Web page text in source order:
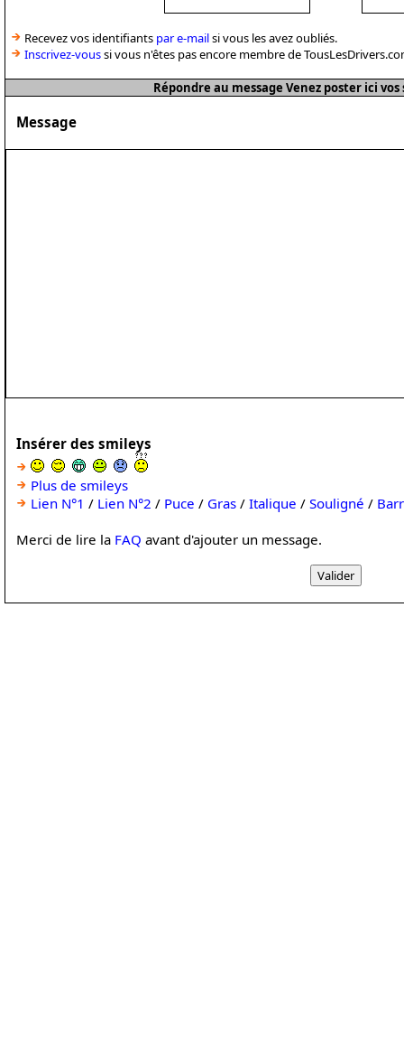
Recevez vos identifiants par e-mailsi vous les avez oubliés.
Inscrivez-voussi vous n'êtes pas encore membre de
Répondre au message Venez poster ici vos
Message
Insérer des smileys
Plus de smileys
Lien N°1 / Lien N°2 / Puce / Gras / Italique / Souligné /
Merci de lire la FAQ avant d'ajouter un message.